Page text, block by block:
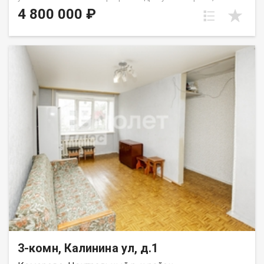
проспект Октябрьский, 60. Общая площадь квартиры
составляет 47 м². Квартира отлично подойдёт для семьи с
изолированные спальни, раздельный санузел и балкон. Окна
квартиры выходят в тихий зелёный двор, что обеспечивает
спокойствие и отсутствие шума от проезжей части. В
квартире выполнен косметический ремонт, благодаря чему
можно заехать и жить сразу после покупки. Квартира очень
тёплая, комфортная для проживания в любое время года.
Дом расположен в районе с развитой инфраструктурой и
отличной транспортной доступностью. В шаговой
доступности находятся Бульвар Строителей, Московская
площадь, ТЦ «Лето», магазины, школы, детские сады и
остановки общественного транспорта. Удобная транспортная
развязка позволяет быстро добраться в любую часть
города. Дополнительным преимуществом является наличие
хорошей наземной парковки рядом с домом, где всегда
можно найти место для автомобиля. В доме проживают
спокойные и тихие соседи, что создаёт комфортную
атмосферу для проживания. Приобретая недвижимость
через АН «Самолет Плюс», вы получаете:• юридическое
4 800 000 ₽
3-комн, Калинина ул, д.1